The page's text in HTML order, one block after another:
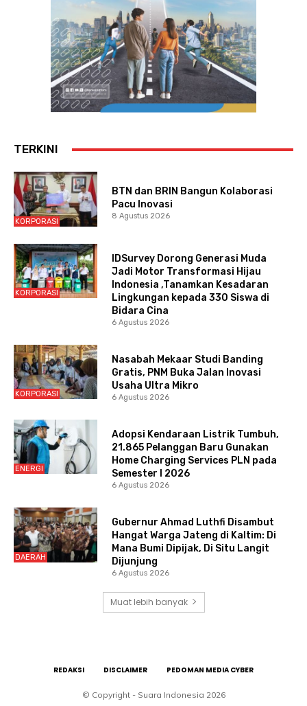
TERKINI
KORPORASI
BTN dan BRIN Bangun Kolaborasi
Pacu Inovasi
8 Agustus 2026
KORPORASI
IDSurvey Dorong Generasi Muda
Jadi Motor Transformasi Hijau
Indonesia ,Tanamkan Kesadaran
Lingkungan kepada 330 Siswa di
Bidara Cina
6 Agustus 2026
KORPORASI
Nasabah Mekaar Studi Banding
Gratis, PNM Buka Jalan Inovasi
Usaha Ultra Mikro
6 Agustus 2026
ENERGI
Adopsi Kendaraan Listrik Tumbuh,
21.865 Pelanggan Baru Gunakan
Home Charging Services PLN pada
Semester I 2026
6 Agustus 2026
DAERAH
Gubernur Ahmad Luthfi Disambut
Hangat Warga Jateng di Kaltim: Di
Mana Bumi Dipijak, Di Situ Langit
Dijunjung
6 Agustus 2026
Muat lebih banyak
REDAKSI DISCLAIMER PEDOMAN MEDIA CYBER
© Copyright - Suara Indonesia 2026